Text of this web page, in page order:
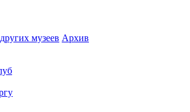
музеев Архив